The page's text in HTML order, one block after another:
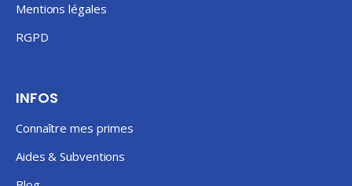
Mentions légales
RGPD
INFOS
Connaître mes primes
Aides & Subventions